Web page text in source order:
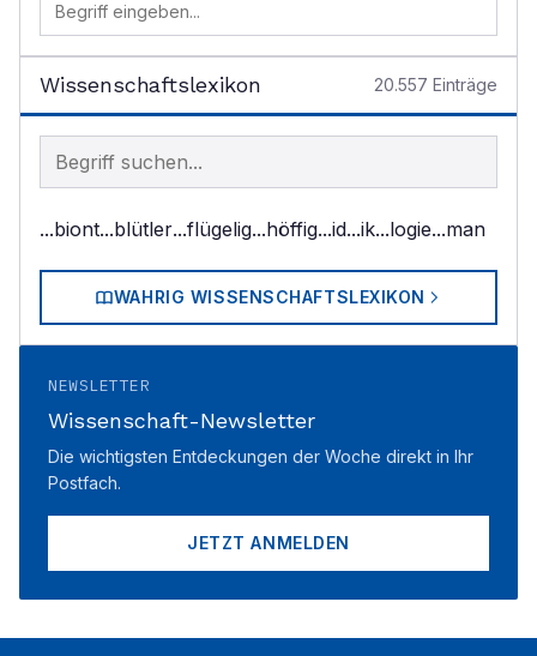
Wissenschaftslexikon 20.557 Einträge
Begriff im Lexikon suchen
...biont...blütler...flügelig...höffig...id...ik...logie...man
WAHRIG WISSENSCHAFTSLEXIKON
NEWSLETTER
Wissenschaft-Newsletter
Die wichtigsten Entdeckungen der Woche direkt in Ihr
Postfach.
JETZT ANMELDEN